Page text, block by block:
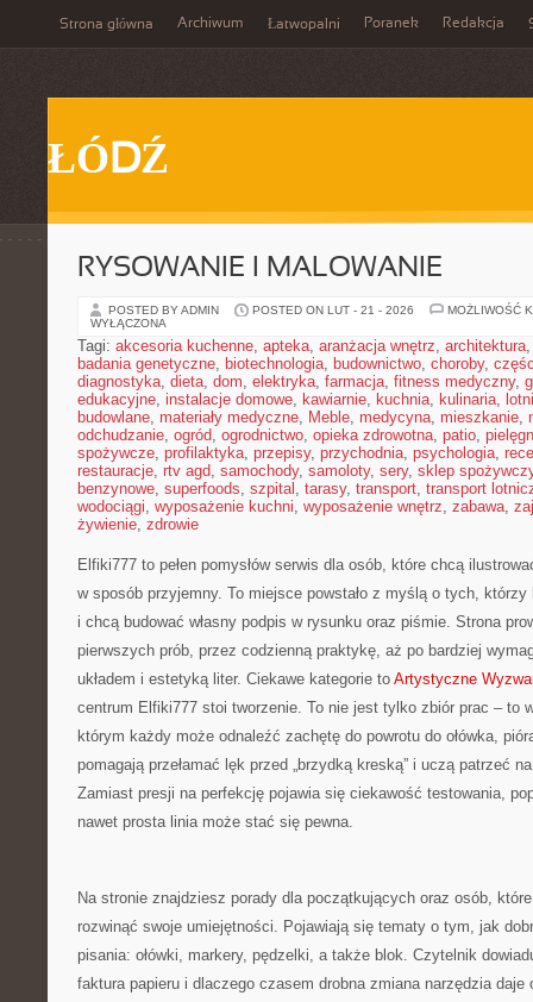
Strona główna Archiwum Łatwopalni Poranek Redakcja
ŁÓDŹ
RYSOWANIE I MALOWANIE
POSTED BY ADMIN POSTED ON LUT - 21 - 2026
MOŻLIWOŚĆ
WYŁĄCZONA
Tagi: akcesoria kuchenne, apteka, aranżacja wnętrz, architektura
badania genetyczne, biotechnologia, budownictwo, choroby,
diagnostyka, dieta, dom, elektryka, farmacja, fitness medyczny,
edukacyjne, instalacje domowe, kawiarnie, kuchnia, kulinaria,
budowlane, materiały medyczne, Meble, medycyna, mieszkanie,
odchudzanie, ogród, ogrodnictwo, opieka zdrowotna, patio,
spożywcze, profilaktyka, przepisy, przychodnia, psychologia,
restauracje, rtv agd, samochody, samoloty, sery, sklep
benzynowe, superfoods, szpital , tarasy, transport, transport
wodociągi, wyposażenie kuchni, wyposażenie wnętrz, zabawa,
żywienie, zdrowie
Elfiki777 to pełen pomysłów serwis dla osób, które chcą
w sposób przyjemny. To miejsce powstało z myślą o tych,
i chcą budować własny podpis w rysunku oraz piśmie. Strona
pierwszych prób, przez codzienną praktykę, aż po bardziej
układem i estetyką liter. Ciekawe kategorie to Artystyczne
centrum Elfiki777 stoi tworzenie. To nie jest tylko zbiór prac – to
którym każdy może odnaleźć zachętę do powrotu do ołówka,
pomagają przełamać lęk przed „brzydką kreską” i uczą patrzeć
Zamiast presji na perfekcję pojawia się ciekawość testowania,
nawet prosta linia może stać się pewna.
Na stronie znajdziesz porady dla początkujących oraz osób,
rozwinąć swoje umiejętności. Pojawiają się tematy o tym, jak
pisania: ołówki, markery, pędzelki, a także blok. Czytelnik
faktura papieru i dlaczego czasem drobna zmiana narzędzia daje